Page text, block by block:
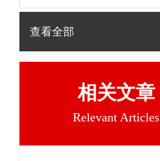
查看全部
相关文章
Relevant Articles